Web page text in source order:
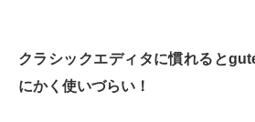
クラシックエディタに慣れると
にかく使いづらい！